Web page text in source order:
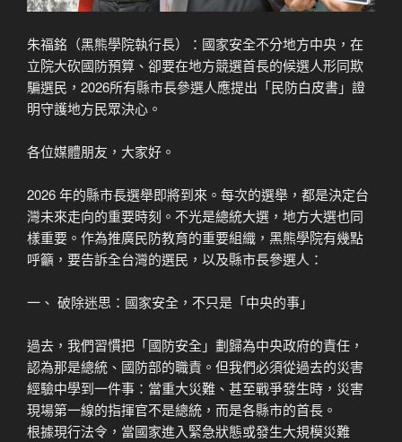
朱福銘（黑熊學院執行長）：國家安全不分地方中央，在
立院大砍國防預算、卻要在地方競選首長的候選人形同欺
騙選民，2026所有縣市長參選人應提出「民防白皮書」證
明守護地方民眾決心。
各位媒體朋友，大家好。
2026 年的縣市長選舉即將到來。每次的選舉，都是決定台
灣未來走向的重要時刻。不光是總統大選，地方大選也同
樣重要。作為推廣民防教育的重要組織，黑熊學院有幾點
呼籲，要告訴全台灣的選民，以及縣市長參選人：
一、 破除迷思：國家安全，不只是「中央的事」
過去，我們習慣把「國防安全」劃歸為中央政府的責任，
認為那是總統、國防部的職責。但我們必須從過去的災害
經驗中學到一件事：當重大災難、甚至戰爭發生時，災害
現場第一線的指揮官不是總統，而是各縣市的首長。
根據現行法令，當國家進入緊急狀態或發生大規模災難